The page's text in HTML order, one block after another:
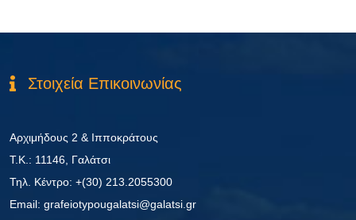
Στοιχεία Επικοινωνίας
Αρχιμήδους 2 & Ιπποκράτους
Τ.Κ.: 11146, Γαλάτσι
Τηλ. Κέντρο: +(30) 213.2055300
Εmail: grafeiotypougalatsi@galatsi.gr